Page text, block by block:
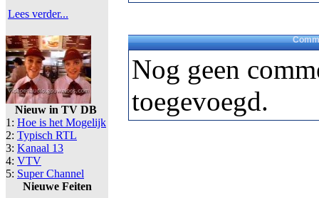
Lees verder...
Nieuw in TV DB
1: Hoe is het Mogelijk
2: Typisch RTL
3: Kanaal 13
4: VTV
5: Super Channel
Nieuwe Feiten
Nog geen
toegevoegd.